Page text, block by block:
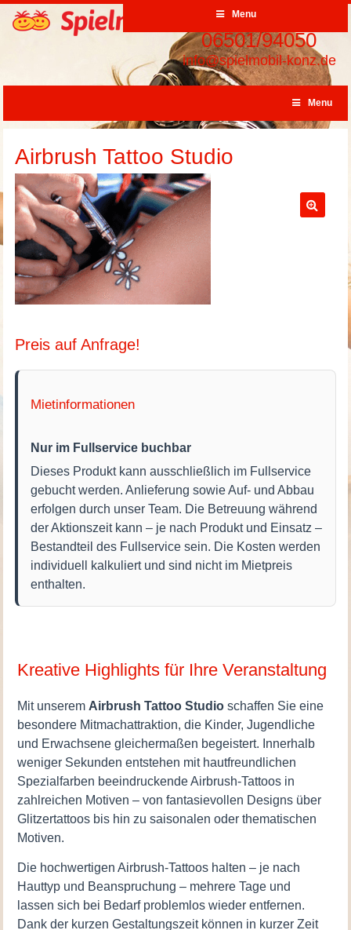
Menu
06501/94050
info@spielmobil-konz.de
Menu
Airbrush Tattoo Studio
Preis auf Anfrage!
Mietinformationen
Nur im Fullservice buchbar
Dieses Produkt kann ausschließlich im Fullservice
gebucht werden. Anlieferung sowie Auf- und Abbau
erfolgen durch unser Team. Die Betreuung während
der Aktionszeit kann – je nach Produkt und Einsatz –
Bestandteil des Fullservice sein. Die Kosten werden
individuell kalkuliert und sind nicht im Mietpreis
enthalten.
Kreative Highlights für Ihre Veranstaltung
Mit unseremAirbrush Tattoo Studio schaffen Sie eine
besondere Mitmachattraktion, die Kinder, Jugendliche
und Erwachsene gleichermaßen begeistert. Innerhalb
weniger Sekunden entstehen mit hautfreundlichen
Spezialfarben beeindruckende Airbrush-Tattoos in
zahlreichen Motiven – von fantasievollen Designs über
Glitzertattoos bis hin zu saisonalen oder thematischen
Motiven.
Die hochwertigen Airbrush-Tattoos halten – je nach
Hauttyp und Beanspruchung – mehrere Tage und
lassen sich bei Bedarf problemlos wieder entfernen.
Dank der kurzen Gestaltungszeit können in kurzer Zeit